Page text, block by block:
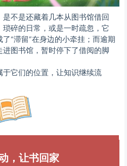
不是还藏着几本从图书馆借回
碎的日常，或是一时疏忽，它
“滞留”在身边的小牵挂；而逾期
图书馆，暂时停下了借阅的脚
它们的位置，让知识继续流
，让书回家